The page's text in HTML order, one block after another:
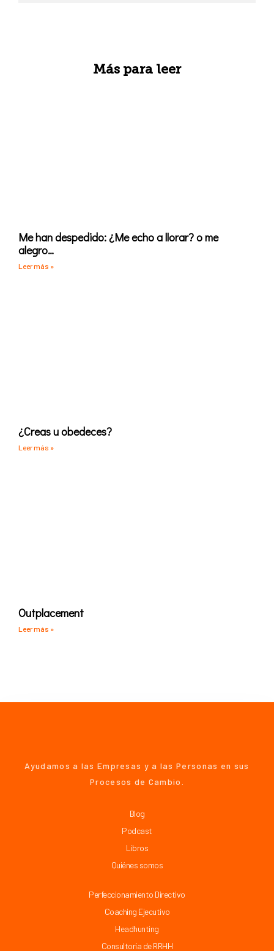
Más para leer
Me han despedido: ¿Me echo a llorar? o me
alegro…
Leer más »
¿Creas u obedeces?
Leer más »
Outplacement
Leer más »
Ayudamos a las Empresas y a las Personas en sus
Procesos de Cambio.
Blog
Podcast
Libros
Quiénes somos
Perfeccionamiento Directivo
Coaching Ejecutivo
Headhunting
Consultoría de RRHH